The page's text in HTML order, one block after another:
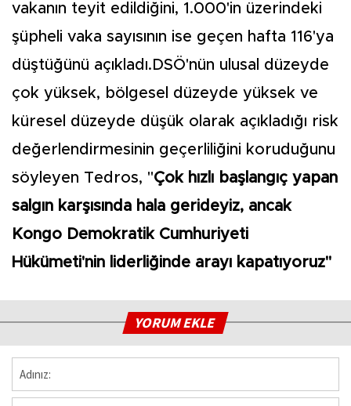
vakanın teyit edildiğini, 1.000'in üzerindeki
şüpheli vaka sayısının ise geçen hafta 116'ya
düştüğünü açıkladı.DSÖ'nün ulusal düzeyde
çok yüksek, bölgesel düzeyde yüksek ve
küresel düzeyde düşük olarak açıkladığı risk
değerlendirmesinin geçerliliğini koruduğunu
söyleyen Tedros, "Çok hızlı başlangıç yapan
salgın karşısında hala gerideyiz, ancak
Kongo Demokratik Cumhuriyeti
Hükümeti'nin liderliğinde arayı kapatıyoruz"
YORUM EKLE